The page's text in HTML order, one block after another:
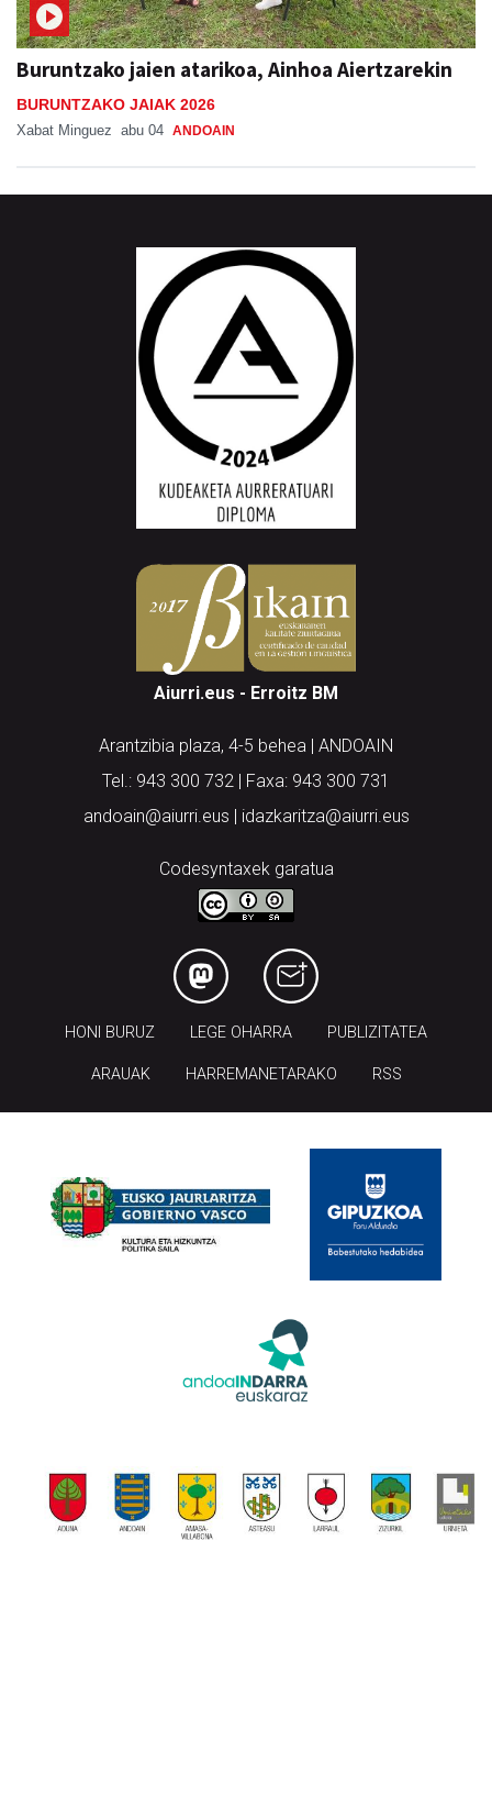
Buruntzako jaien atarikoa, Ainhoa Aiertzarekin
BURUNTZAKO JAIAK 2026
Xabat Minguez abu 04 ANDOAIN
Aiurri.eus - Erroitz BM
Arantzibia plaza, 4-5 behea | ANDOAIN
Tel.: 943 300 732 | Faxa: 943 300 731
andoain@aiurri.eus | idazkaritza@aiurri.eus
Codesyntaxek garatua
HONI BURUZ LEGE OHARRA PUBLIZITATEA
ARAUAK HARREMANETARAKO RSS